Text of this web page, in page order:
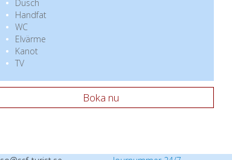
Dusch
Handfat
WC
Elvärme
Kanot
TV
Boka nu